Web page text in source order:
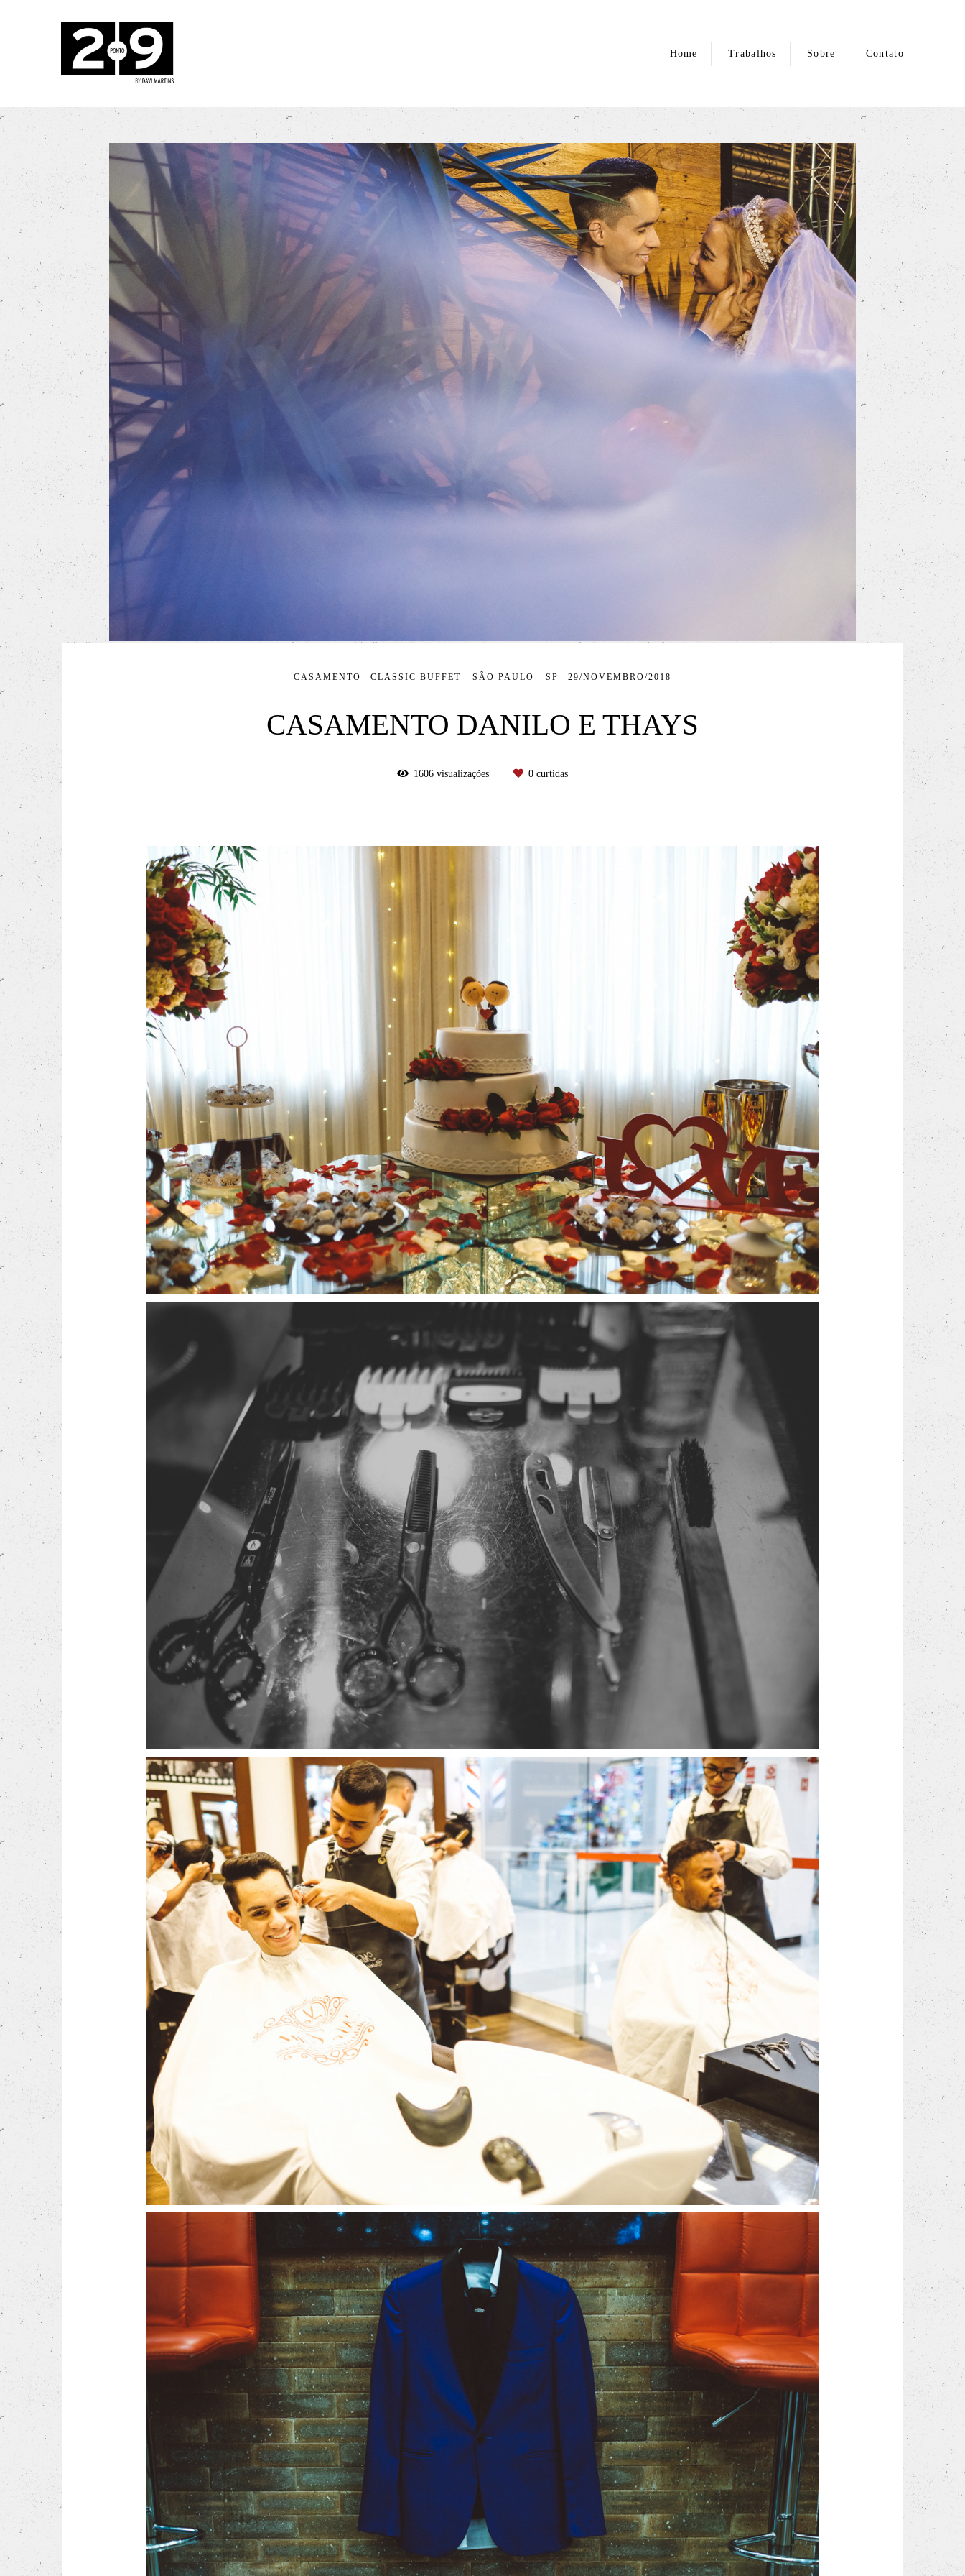
Home Trabalhos Sobre Contato
CASAMENTO CLASSIC BUFFET - SÃO PAULO - SP 29/NOVEMBRO/2018
CASAMENTO DANILO E THAYS
1606 visualizações 0 curtidas